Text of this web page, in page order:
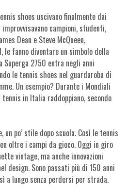
shoes uscivano finalmente dai
campioni, studenti,
Dean e Steve McQueen,
le fanno diventare un simbolo della
2750 entra negli anni
le tennis shoes nel guardaroba di
Un esempio? Durante i Mondiali
in Italia raddoppiano, secondo
un po’ stile dopo scuola. Così le tennis
oltre i campi da gioco. Oggi in giro
vintage, ma anche innovazioni
design. Sono passati più di 150 anni
a lungo senza perdersi per strada.